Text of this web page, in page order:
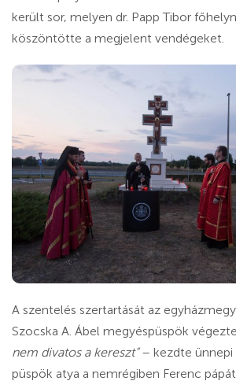
került sor, melyen dr. Papp Tibor
köszöntötte a megjelent vendégeket.
A szentelés szertartását az
Szocska A. Ábel megyéspüspök
nem divatos a kereszt”– kezdte
püspök atya a nemrégiben Ferenc